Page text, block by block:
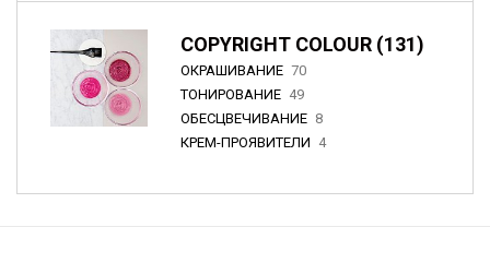
COPYRIGHT COLOUR (131)
ОКРАШИВАНИЕ 70
ТОНИРОВАНИЕ 49
ОБЕСЦВЕЧИВАНИЕ 8
КРЕМ-ПРОЯВИТЕЛИ 4